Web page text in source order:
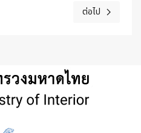
ำหนดวัน เวลา สถานที่สอบ และระเบียบ
เนื้อหาถัดไป: มอ
ต่อไป